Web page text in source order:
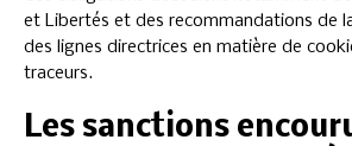
et Libertés et des recommandations de
des lignes directrices en matière de
traceurs.
Les sanctions